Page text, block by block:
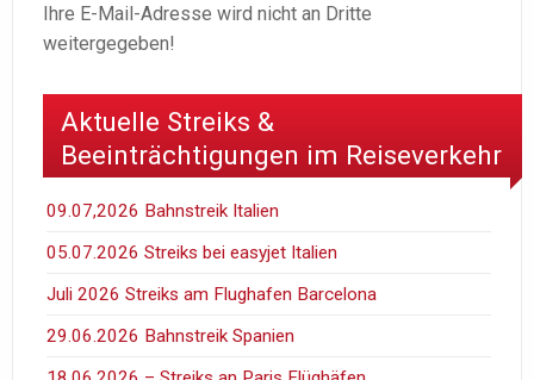
Ihre E-Mail-Adresse wird nicht an Dritte
weitergegeben!
Aktuelle Streiks &
Beeinträchtigungen im Reiseverkehr
09.07,2026 Bahnstreik Italien
05.07.2026 Streiks bei easyjet Italien
Juli 2026 Streiks am Flughafen Barcelona
29.06.2026 Bahnstreik Spanien